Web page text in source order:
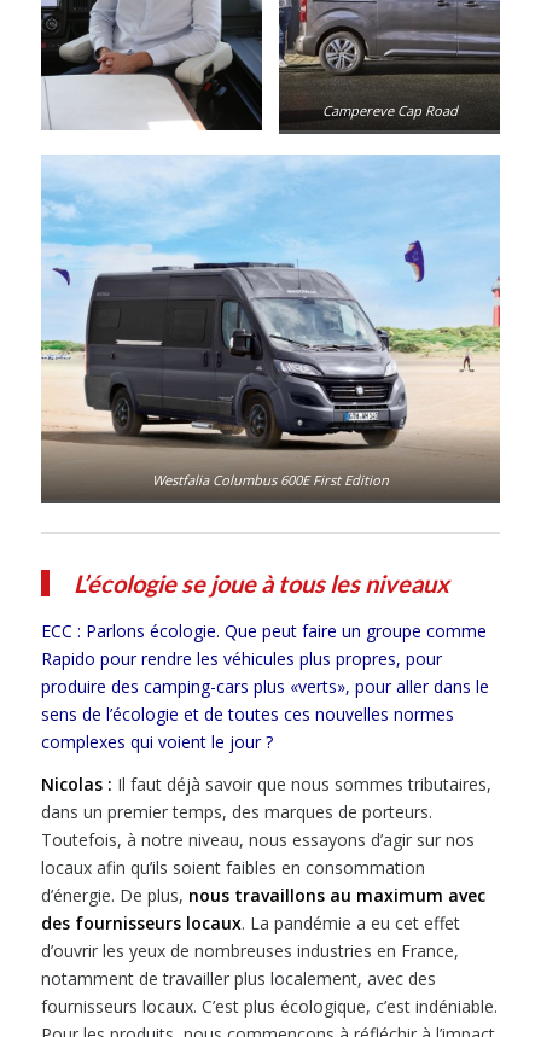
Campereve Cap Road
Westfalia Columbus 600E First Edition
L’écologie se joue à tous les niveaux
ECC : Parlons écologie. Que peut faire un groupe comme
Rapido pour rendre les véhicules plus propres, pour
produire des camping-cars plus «verts», pour aller dans le
sens de l’écologie et de toutes ces nouvelles normes
complexes qui voient le jour ?
Nicolas : Il faut déjà savoir que nous sommes tributaires,
dans un premier temps, des marques de porteurs.
Toutefois, à notre niveau, nous essayons d’agir sur nos
locaux afin qu’ils soient faibles en consommation
d’énergie. De plus, nous travaillons au maximum avec
des fournisseurs locaux. La pandémie a eu cet effet
d’ouvrir les yeux de nombreuses industries en France,
notamment de travailler plus localement, avec des
fournisseurs locaux. C’est plus écologique, c’est indéniable.